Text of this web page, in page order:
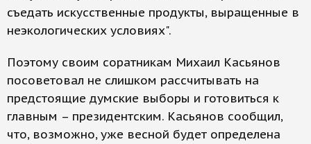
съедать искусственные продукты, выращенные в
неэкологических условиях".
Поэтому своим соратникам Михаил Касьянов
посоветовал не слишком рассчитывать на
предстоящие думские выборы и готовиться к
главным – президентским. Касьянов сообщил,
что, возможно, уже весной будет определена